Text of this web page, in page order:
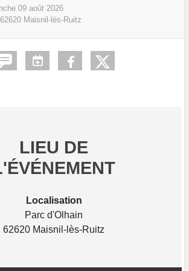
09 août 2026
62620 Maisnil-lès-Ruitz
LIEU DE
Localisation
Parc d'Olhain
62620 Maisnil-lès-Ruitz